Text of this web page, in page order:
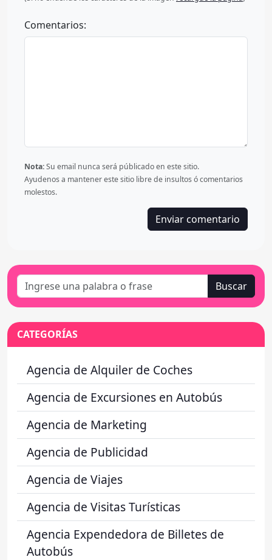
Comentarios:
Nota:Su email nunca será públicado en este sitio.
Ayudenos a mantener este sitio libre de insultos ó comentarios
molestos.
Buscar
CATEGORÍAS
Agencia de Alquiler de Coches
Agencia de Excursiones en Autobús
Agencia de Marketing
Agencia de Publicidad
Agencia de Viajes
Agencia de Visitas Turísticas
Agencia Expendedora de Billetes de
Autobús